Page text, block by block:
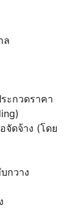
ล
ะกวดราคา
จัดจ้าง (โดย
กวาง